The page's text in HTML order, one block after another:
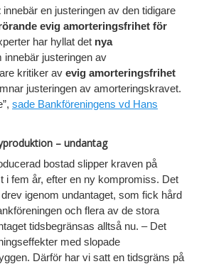
innebär en justeringen av den tidigare
evig amorteringsfrihet för
har hyllat det nya
innebär justeringen av
kritiker av evig amorteringsfrihet
justeringen av amorteringskravet.
sade Bankföreningens vd Hans
– undantag
bostad slipper kraven på
i fem år, efter en ny kompromiss. Det
igenom undantaget, som fick hård
och flera av de stora
tidsbegränsas alltså nu. – Det
med slopade
Därför har vi satt en tidsgräns på